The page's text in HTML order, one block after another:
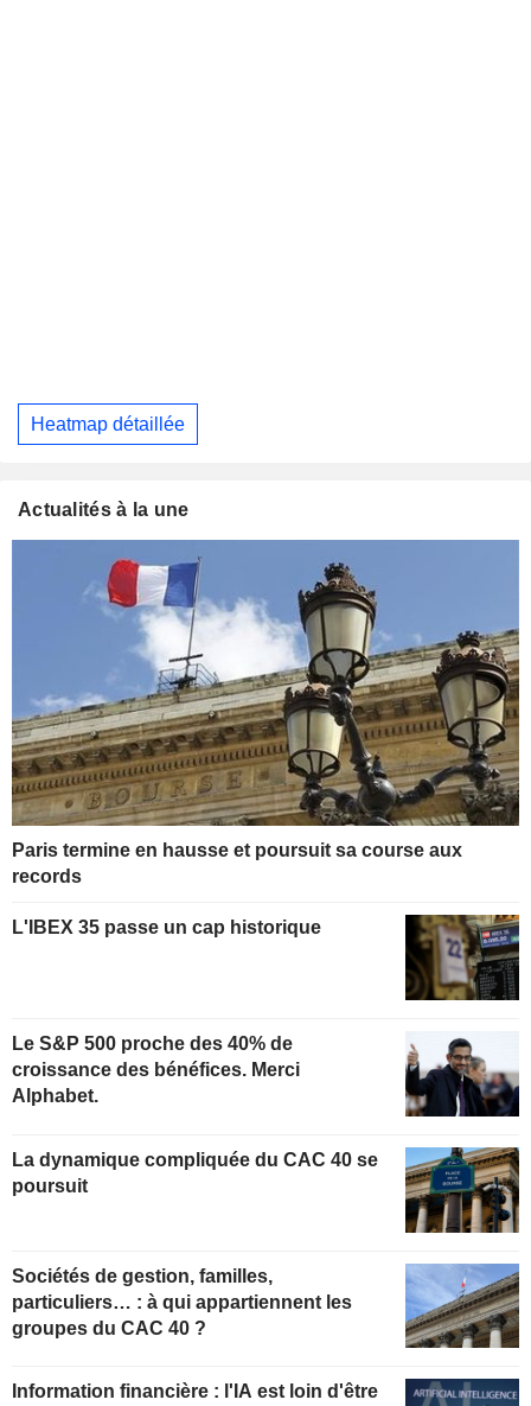
Heatmap détaillée
Actualités à la une
Paris termine en hausse et poursuit sa course aux
records
L'IBEX 35 passe un cap historique
Le S&P 500 proche des 40% de
croissance des bénéfices. Merci
Alphabet.
La dynamique compliquée du CAC 40 se
poursuit
Sociétés de gestion, familles,
particuliers… : à qui appartiennent les
groupes du CAC 40 ?
Information financière : l'IA est loin d'être